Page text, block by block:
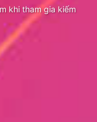
khi tham gia kiếm